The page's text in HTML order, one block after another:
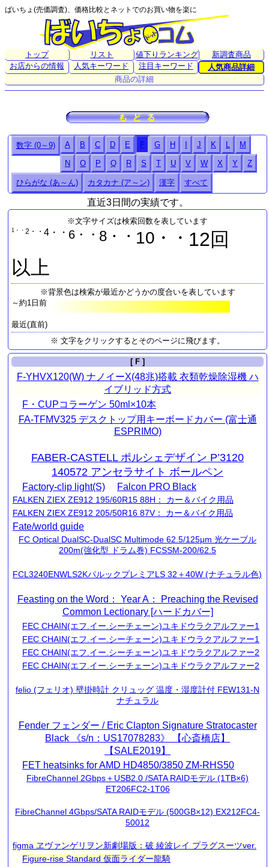
ばいちょ(売価調査)、価格比較とネットでのお買い物を楽に
トップ リスト 値下りランキング
新調査商品
お店からの情報
人気キーワード 注目キーワード
人気商品詳細
商品の詳細
数字 (0～9) A B C D E F G H J K L M
N O P Q R S T U V W X Y Z
ひらがな (あ～ん) カタカナ (ア～ン) 漢字 すべて
直近3日間の実績です。
※文字サイズは検索回数を表しています
1・・ 2・・ 4・・ 6・・ 8・・ 10・・ 12回
以上
※背景色は検索が最近かどうかの度合いを表しています
～約1日前
最近(直前)
※ 文字をクリックするとそのページに飛びます。
[ F ]
F-YHVX120(W) ナノイーX(48兆)搭載 衣類乾燥除湿機 ハ
イブリッド方式
F・CUPコラーゲン 50ml×10本
FA-TFMV325 デスクトップ用キーボードカバー (富士通
ESPRIMO)
FABER-CASTELL ポルシェデザイン P’3120
140572 アンセラサイト ボールペン
Factory-clip light(S) Falcon PRO Black
FALKEN ZIEX ZE912 195/60R15 88H： カー＆バイク用品
FALKEN ZIEX ZE912 205/50R16 87V： カー＆バイク用品
Fate/world guide
FC Optical DualSC-DualSC Multimode 62.5/125μm 光ケーブル
200m(強化型 ドラム巻) FCSSM-200/62.5
FCL3240ENWLS2KパルックプレミアLS 32＋40W (ナチュラル色)
Feasting on the Word： Year A： Preaching the Revised
Common Lectionary [ハードカバー]
FEC CHAIN(エフ.イー.シーチェーン)ユキドウラクアルファー1
FEC CHAIN(エフ.イー.シーチェーン)ユキドウラクアルファー1
FEC CHAIN(エフ.イー.シーチェーン)ユキドウラクアルファー2
FEC CHAIN(エフ.イー.シーチェーン)ユキドウラクアルファー2
felio (フェリオ) 壁掛時計 クリュッグ 温度・湿度計付 FEW131-N
ナチュラル
Fender フェンダー / Eric Clapton Signature Stratocaster
Black 《s/n：US17078283》 【心斎橋店】
【SALE2019】
FET heatsinks for AMD HD4850/3850 ZM-RHS50
FibreChannel 2Gbps＋USB2.0 /SATA RAIDモデル (1TB×6)
ET206FC2-1T06
FibreChannel 4Gbps/SATA RAIDモデル (500GB×12) EX212FC4-
50012
figma ヱヴァンゲリヲン新劇場版：破 綾波レイ プラグスーツver.
Figure-rise Standard 仮面ライダー龍騎